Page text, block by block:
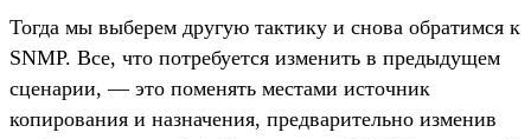
Тогда мы выберем другую тактику и снова обратимся к
SNMP. Все, что потребуется изменить в предыдущем
сценарии, — это поменять местами источник
копирования и назначения, предварительно изменив